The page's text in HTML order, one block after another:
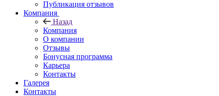
Публикация отзывов
Компания
Назад
Компания
О компании
Отзывы
Бонусная программа
Карьера
Контакты
Галерея
Контакты